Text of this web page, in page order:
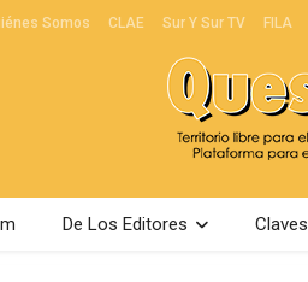
Somos CLAE Sur Y Sur TV FILA
De Los Editores Claves